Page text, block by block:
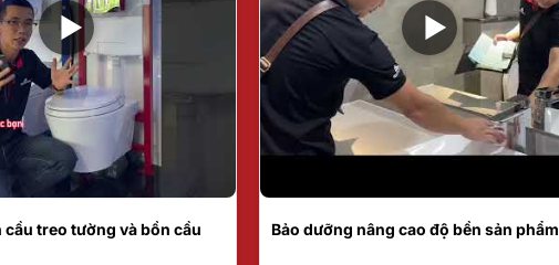
cầu treo tường và bồn cầu Bảo dưỡng nâng cao độ bền sản phẩm